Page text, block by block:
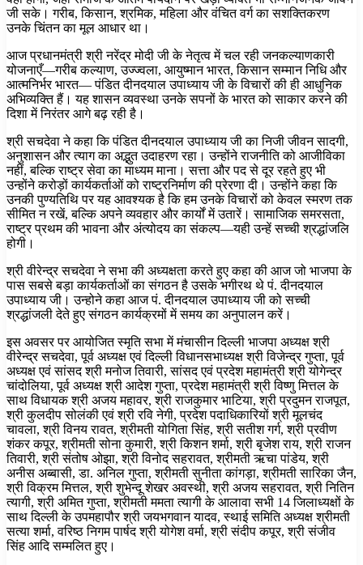
जी सके। गरीब, किसान, श्रमिक, महिला और वंचित वर्ग का सशक्तिकरण
उनके चिंतन का मूल आधार था।
आज प्रधानमंत्री श्री नरेंद्र मोदी जी के नेतृत्व में चल रही जनकल्याणकारी
योजनाएँ—गरीब कल्याण, उज्ज्वला, आयुष्मान भारत, किसान सम्मान निधि और
आत्मनिर्भर भारत— पंडित दीनदयाल उपाध्याय जी के विचारों की ही आधुनिक
अभिव्यक्ति हैं। यह शासन व्यवस्था उनके सपनों के भारत को साकार करने की
दिशा में निरंतर आगे बढ़ रही है।
श्री सचदेवा ने कहा कि पंडित दीनदयाल उपाध्याय जी का निजी जीवन सादगी,
अनुशासन और त्याग का अद्भुत उदाहरण रहा। उन्होंने राजनीति को आजीविका
नहीं, बल्कि राष्ट्र सेवा का माध्यम माना। सत्ता और पद से दूर रहते हुए भी
उन्होंने करोड़ों कार्यकर्ताओं को राष्ट्रनिर्माण की प्रेरणा दी। उन्होंने कहा कि
उनकी पुण्यतिथि पर यह आवश्यक है कि हम उनके विचारों को केवल स्मरण तक
सीमित न रखें, बल्कि अपने व्यवहार और कार्यों में उतारें। सामाजिक समरसता,
राष्ट्र प्रथम की भावना और अंत्योदय का संकल्प—यही उन्हें सच्ची श्रद्धांजलि
होगी।
श्री वीरेन्द्र सचदेवा ने सभा की अध्यक्षता करते हुए कहा की आज जो भाजपा के
पास सबसे बड़ा कार्यकर्ताओं का संगठन है उसके भगीरथ थे पं. दीनदयाल
उपाध्याय जी। उन्होने कहा आज पं. दीनदयाल उपाध्याय जी को सच्ची
श्रद्धांजली देते हुए संगठन कार्यक्रमों में समय का अनुपालन करें।
इस अवसर पर आयोजित स्मृति सभा में मंचासीन दिल्ली भाजपा अध्यक्ष श्री
वीरेन्द्र सचदेवा, पूर्व अध्यक्ष एवं दिल्ली विधानसभाध्यक्ष श्री विजेन्द्र गुप्ता, पूर्व
अध्यक्ष एवं सांसद श्री मनोज तिवारी, सांसद एवं प्रदेश महामंत्री श्री योगेन्द्र
चांदोलिया, पूर्व अध्यक्ष श्री आदेश गुप्ता, प्रदेश महामंत्री श्री विष्णु मित्तल के
साथ विधायक श्री अजय महावर, श्री राजकुमार भाटिया, श्री प्रदुमन राजपूत,
श्री कुलदीप सोलंकी एवं श्री रवि नेगी, प्रदेश पदाधिकारियों श्री मूलचंद
चावला, श्री विनय रावत, श्रीमती योगिता सिंह, श्री सतीश गर्ग, श्री प्रवीण
शंकर कपूर, श्रीमती सोना कुमारी, श्री किशन शर्मा, श्री बृजेश राय, श्री राजन
तिवारी, श्री संतोष ओझा, श्री विनोद सहरावत, श्रीमती ऋचा पांडेय, श्री
अनीस अब्बासी, डा. अनिल गुप्ता, श्रीमती सुनीता कांगड़ा, श्रीमती सारिका जैन,
श्री विक्रम मित्तल, श्री शुभेन्दू शेखर अवस्थी, श्री अजय सहरावत, श्री नितिन
त्यागी, श्री अमित गुप्ता, श्रीमती ममता त्यागी के आलावा सभी 14 जिलाध्यक्षों के
साथ दिल्ली के उपमहापौर श्री जयभगवान यादव, स्थाई समिति अध्यक्ष श्रीमती
सत्या शर्मा, वरिष्ठ निगम पार्षद श्री योगेश वर्मा, श्री संदीप कपूर, श्री संजीव
सिंह आदि सम्मलित हुए।